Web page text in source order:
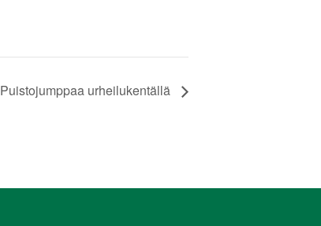
Puistojumppaa urheilukentällä